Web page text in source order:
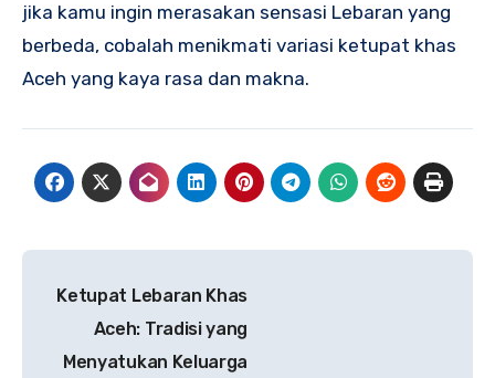
jika kamu ingin merasakan sensasi Lebaran yang
berbeda, cobalah menikmati variasi ketupat khas
Aceh yang kaya rasa dan makna.
Ketupat Lebaran Khas
Aceh: Tradisi yang
Menyatukan Keluarga